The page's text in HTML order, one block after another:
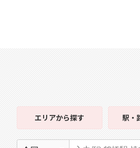
エリアから探す 駅・